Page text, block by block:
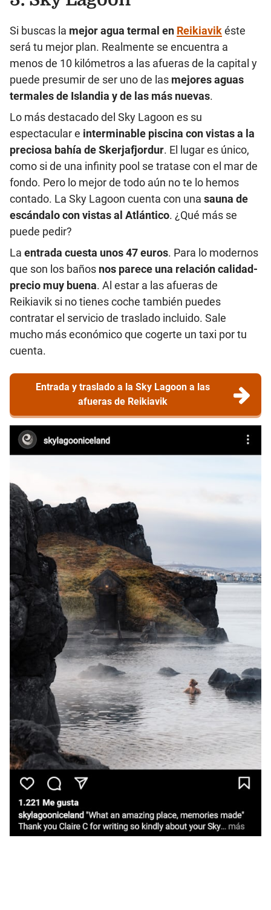
Si buscas la mejor agua termal en Reikiavikéste
será tu mejor plan. Realmente se encuentra a
menos de 10 kilómetros a las afueras de la capital y
puede presumir de ser uno de las mejores aguas
termales de Islandia y de las más nuevas.
Lo más destacado del Sky Lagoon es su
espectacular e interminable piscina con vistas a la
preciosa bahía de Skerjafjordur. El lugar es único,
como si de una infinity pool se tratase con el mar de
fondo. Pero lo mejor de todo aún no te lo hemos
contado. La Sky Lagoon cuenta con una sauna de
escándalo con vistas al Atlántico. ¿Qué más se
puede pedir?
La entrada cuesta unos 47 euros. Para lo modernos
que son los baños nos parece una relación calidad-
precio muy buena. Al estar a las afueras de
Reikiavik si no tienes coche también puedes
contratar el servicio de traslado incluido. Sale
mucho más económico que cogerte un taxi por tu
cuenta.
Entrada y traslado a la Sky Lagoon a las
afueras de Reikiavik